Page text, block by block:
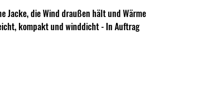
Jacke, die Wind draußen hält und Wärme
kompakt und winddicht - In Auftrag